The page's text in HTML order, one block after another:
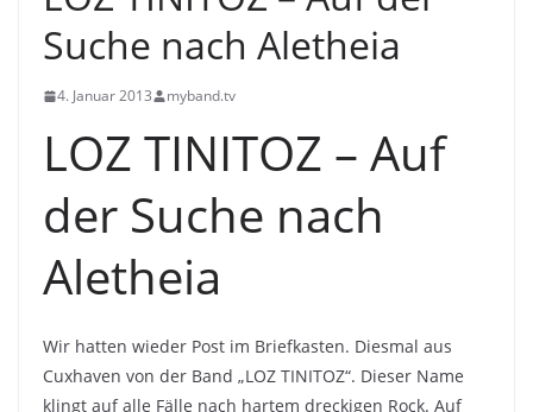
Suche nach Aletheia
4. Januar 2013 myband.tv
LOZ TINITOZ – Auf
der Suche nach
Aletheia
Wir hatten wieder Post im Briefkasten. Diesmal aus
Cuxhaven von der Band „LOZ TINITOZ“. Dieser Name
klingt auf alle Fälle nach hartem dreckigen Rock. Auf